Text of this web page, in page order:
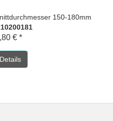
150-180mm
€ *
Details